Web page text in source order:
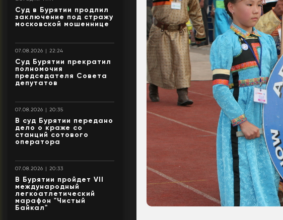
Суд в Бурятии продлил
заключение под стражу
московской мошеннице
07.08.2026 | 22:24
Суд Бурятии прекратил
полномочия
председателя Совета
депутатов
07.08.2026 | 20:35
В суд Бурятии передано
дело о краже со
станций сотового
оператора
07.08.2026 | 20:33
В Бурятии пройдет VII
международный
легкоатлетический
марафон "Чистый
Байкал"